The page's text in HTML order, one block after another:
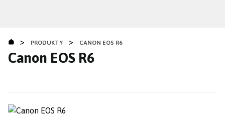
obsahu
> PRODUKTY > CANON EOS R6
Canon EOS R6